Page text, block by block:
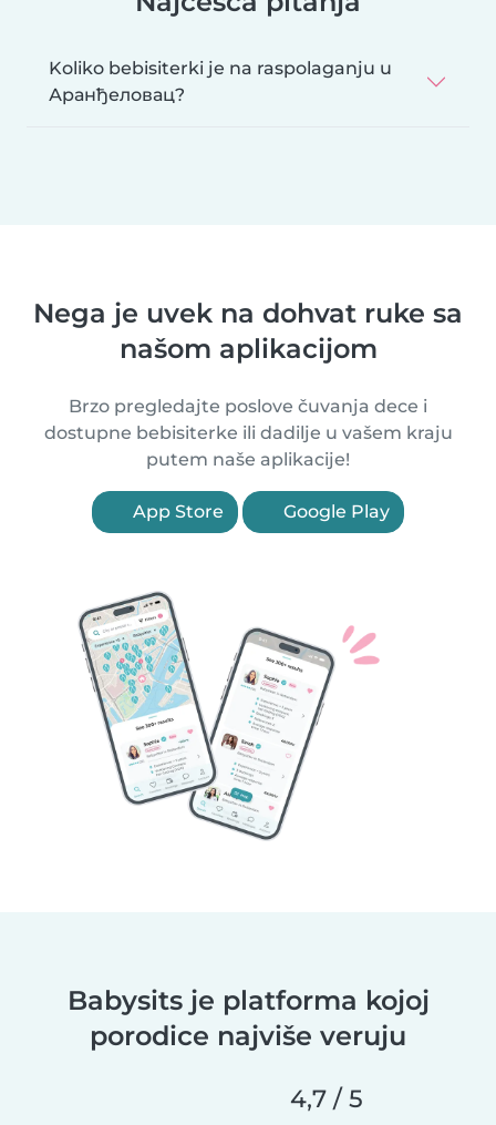
Koliko bebisiterki je na raspolaganju u
Аранђеловац?
Nega je uvek na dohvat ruke sa
našom aplikacijom
Brzo pregledajte poslove čuvanja dece i
dostupne bebisiterke ili dadilje u vašem kraju
putem naše aplikacije!
App Store Google Play
Babysits je platforma kojoj
porodice najviše veruju
4,7 / 5